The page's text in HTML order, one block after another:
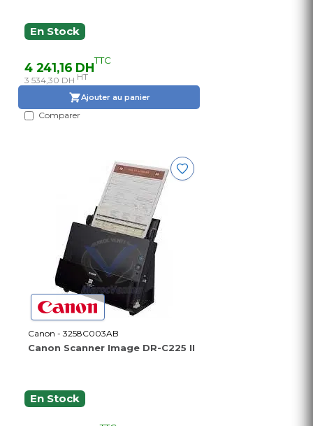
En Stock
4 241,16 DHTTC
3 534,30 DH HT
Ajouter au panier
Comparer
Canon - 3258C003AB
Canon Scanner Image DR-C225 II
En Stock